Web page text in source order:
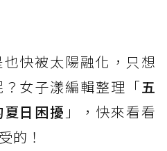
快被太陽融化，只想
女子漾編輯整理「五
日困擾 」，快來看看
的！